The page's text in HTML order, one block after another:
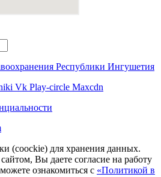
Республики Ингушетия
Vk Play-circle Maxcdn
(coockie) для хранения данных.
Вы даете согласие на работу
ознакомиться с «Политикой в